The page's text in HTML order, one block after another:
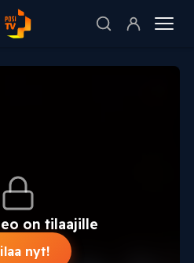
on tilaajille
nyt!